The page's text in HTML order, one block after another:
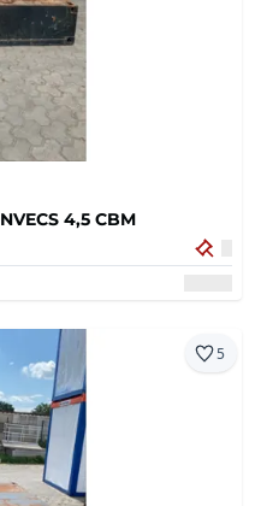
4,5 CBM
5